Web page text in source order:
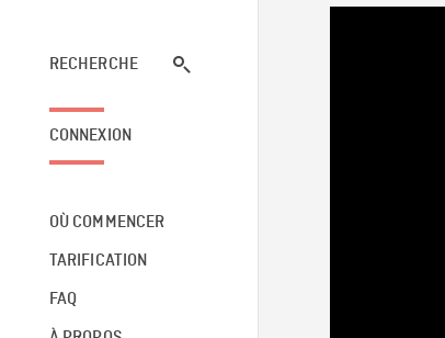
RECHERCHE
CONNEXION
OÙ COMMENCER
TARIFICATION
FAQ